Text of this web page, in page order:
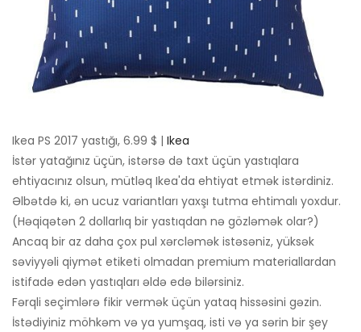
Ikea PS 2017 yastığı, 6.99 $ | Ikea
İstər yatağınız üçün, istərsə də taxt üçün yastıqlara
ehtiyacınız olsun, mütləq Ikea'da ehtiyat etmək istərdiniz.
Əlbətdə ki, ən ucuz variantları yaxşı tutma ehtimalı yoxdur.
(Həqiqətən 2 dollarlıq bir yastıqdan nə gözləmək olar?)
Ancaq bir az daha çox pul xərcləmək istəsəniz, yüksək
səviyyəli qiymət etiketi olmadan premium materiallardan
istifadə edən yastıqları əldə edə bilərsiniz.
Fərqli seçimlərə fikir vermək üçün yataq hissəsini gəzin.
İstədiyiniz möhkəm və ya yumşaq, isti və ya sərin bir şey